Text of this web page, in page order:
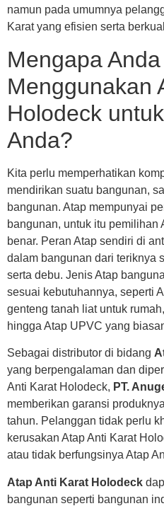
namun pada umumnya
Karat yang efisien serta
Mengapa
Menggunakan
Holodeck
Anda?
Kita perlu memperhatikan
mendirikan suatu bangunan,
bangunan. Atap mempunyai
bangunan, untuk itu pemilihan
benar. Peran Atap sendiri di
dalam bangunan dari teriknya
serta debu. Jenis Atap
sesuai kebutuhannya, seperti
genteng tanah liat untuk
hingga Atap UPVC yang
Sebagai distributor di bidang
yang berpengalaman dan
Anti Karat Holodeck, PT.
memberikan garansi
tahun. Pelanggan tidak perlu
kerusakan Atap Anti Karat
atau tidak berfungsinya Atap
Atap Anti Karat Holodeck
bangunan seperti bangunan